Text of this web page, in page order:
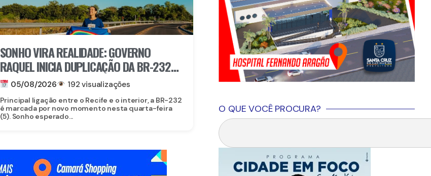
SONHO VIRA REALIDADE: GOVERNO
RAQUEL INICIA DUPLICAÇÃO DA BR-232
ENTRE SÃO CAETANO E BELO JARDIM
05/08/2026 192 visualizações
Principal ligação entre o Recife e o interior, a BR-232
é marcada por novo momento nesta quarta-feira
(5). Sonho esperado...
O QUE VOCÊ PROCURA?